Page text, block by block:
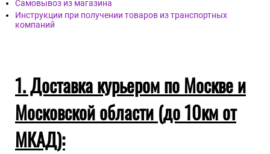
Самовывоз из магазина
Инструкции при получении товаров из транспортных
компаний
1. Доставка курьером по Москве и
Московской области (до 10км от
МКАД):